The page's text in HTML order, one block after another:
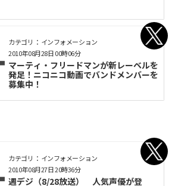
カテゴリ： インフォメーション
マーティ・フリードマンが新レーベルを
発足！ニコニコ動画でバンドメンバーを
募集中！
2010年08月28日 00時06分
カテゴリ： インフォメーション
週デジ（8/28放送） 人気声優が登
2010年08月27日 20時36分